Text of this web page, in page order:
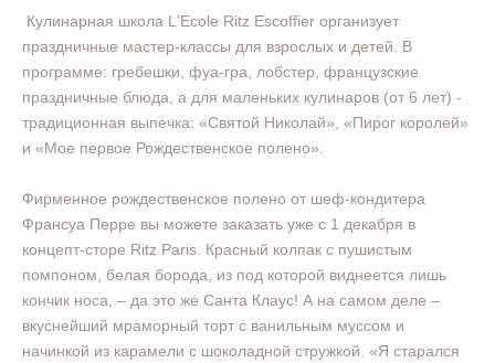
Кулинарная школа L'Ecole Ritz Escoffier организует
праздничные мастер-классы для взрослых и детей. В
программе: гребешки, фуа-гра, лобстер, французские
праздничные блюда, а для маленьких кулинаров (от 6 лет) -
традиционная выпечка: «Святой Николай», «Пирог королей»
и «Мое первое Рождественское полено».
Фирменное рождественское полено от шеф-кондитера
Франсуа Перре вы можете заказать уже с 1 декабря в
концепт-сторе Ritz Paris. Красный колпак c пушистым
помпоном, белая борода, из под которой виднеется лишь
кончик носа, – да это же Санта Клаус! А на самом деле –
вкуснейший мраморный торт с ванильным муссом и
начинкой из карамели с шоколадной стружкой. «Я старался